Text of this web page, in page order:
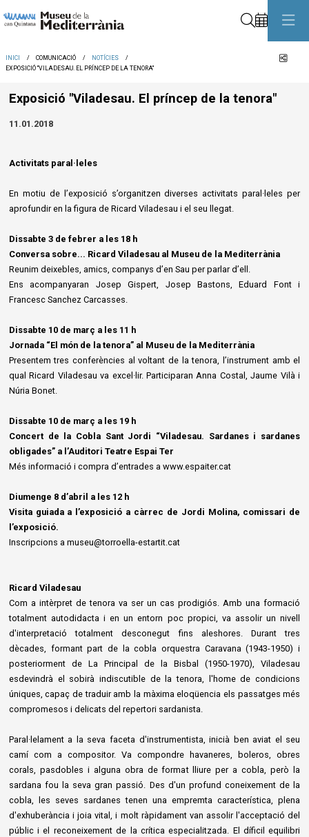
INICI COMUNICACIÓ
NOTÍCIES
EXPOSICIÓ "VILADESAU. EL PRÍNCEP DE LA TENORA"
Exposició "Viladesau. El príncep de la tenora"
11.01.2018
Activitats paral·leles
En motiu de l’exposició s’organitzen diverses activitats paral·leles per
aprofundir en la figura de Ricard Viladesau i el seu llegat.
Dissabte 3 de febrer a les 18 h
Conversa sobre... Ricard Viladesau al Museu de la Mediterrània
Reunim deixebles, amics, companys d’en Sau per parlar d’ell.
Ens acompanyaran Josep Gispert, Josep Bastons, Eduard Font i
Francesc Sanchez Carcasses.
Dissabte 10 de març a les 11 h
Jornada “El món de la tenora” al Museu de la Mediterrània
Presentem tres conferències al voltant de la tenora, l’instrument amb el
qual Ricard Viladesau va excel·lir. Participaran Anna Costal, Jaume Vilà i
Núria Bonet.
Dissabte 10 de març a les 19 h
Concert de la Cobla Sant Jordi “Viladesau. Sardanes i sardanes
obligades” a l’Auditori Teatre Espai Ter
Més informació i compra d’entrades a www.espaiter.cat
Diumenge 8 d’abril a les 12 h
Visita guiada a l’exposició a càrrec de Jordi Molina, comissari de
l’exposició.
Inscripcions a museu@torroella-estartit.cat
Ricard Viladesau
Com a intèrpret de tenora va ser un cas prodigiós. Amb una formació
totalment autodidacta i en un entorn poc propici, va assolir un nivell
d'interpretació totalment desconegut fins aleshores. Durant tres
dècades, formant part de la cobla orquestra Caravana (1943-1950) i
posteriorment de La Principal de la Bisbal (1950-1970), Viladesau
esdevindrà el sobirà indiscutible de la tenora, l'home de condicions
úniques, capaç de traduir amb la màxima eloqüencia els passatges més
compromesos i delicats del repertori sardanista.
Paral·lelament a la seva faceta d'instrumentista, inicià ben aviat el seu
camí com a compositor. Va compondre havaneres, boleros, obres
corals, pasdobles i alguna obra de format lliure per a cobla, però la
sardana fou la seva gran passió. Des d'un profund coneixement de la
cobla, les seves sardanes tenen una empremta característica, plena
d'exhuberància i joia vital, i molt ràpidament van assolir l'acceptació del
públic i el reconeixement de la crítica especialitzada. El díficil equilibri